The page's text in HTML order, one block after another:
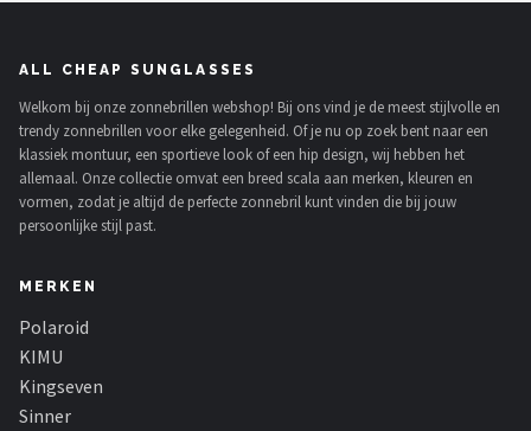
ALL CHEAP SUNGLASSES
Welkom bij onze zonnebrillen webshop! Bij ons vind je de meest stijlvolle en
trendy zonnebrillen voor elke gelegenheid. Of je nu op zoek bent naar een
klassiek montuur, een sportieve look of een hip design, wij hebben het
allemaal. Onze collectie omvat een breed scala aan merken, kleuren en
vormen, zodat je altijd de perfecte zonnebril kunt vinden die bij jouw
persoonlijke stijl past.
MERKEN
Polaroid
KIMU
Kingseven
Sinner